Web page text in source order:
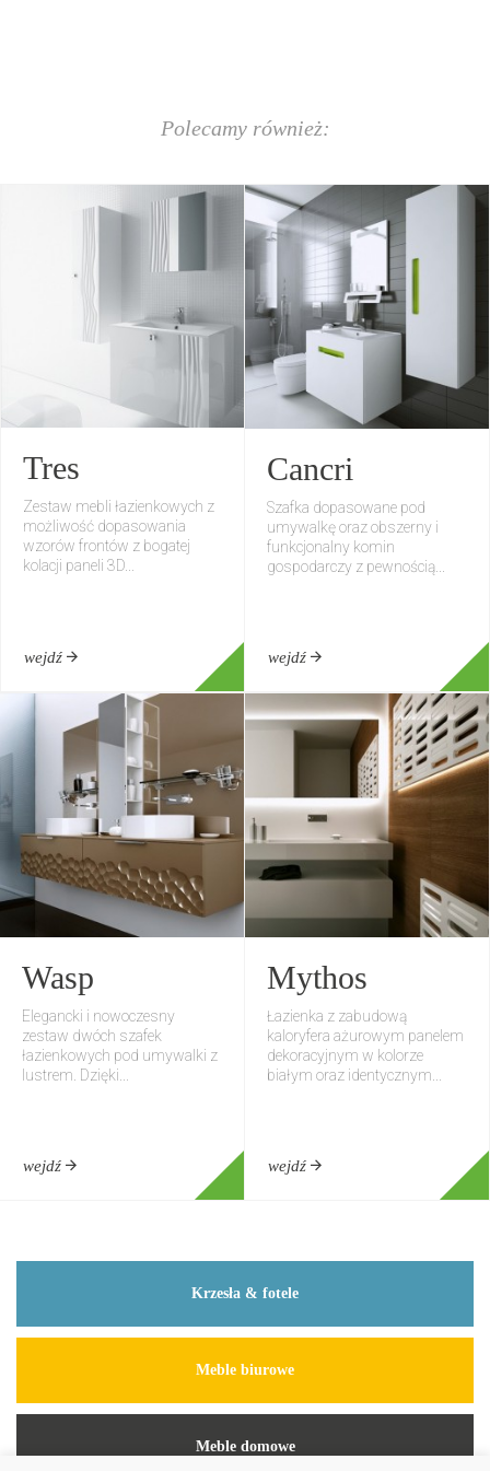
Polecamy również:
Tres
Zestaw mebli łazienkowych z
możliwość dopasowania
wzorów frontów z bogatej
kolacji paneli 3D...
wejdź
Cancri
Szafka dopasowane pod
umywalkę oraz obszerny i
funkcjonalny komin
gospodarczy z pewnością...
wejdź
Wasp
Elegancki i nowoczesny
zestaw dwóch szafek
łazienkowych pod umywalki z
lustrem. Dzięki...
wejdź
Mythos
Łazienka z zabudową
kaloryfera ażurowym panelem
dekoracyjnym w kolorze
białym oraz identycznym...
wejdź
Krzesła & fotele
Meble biurowe
Meble domowe